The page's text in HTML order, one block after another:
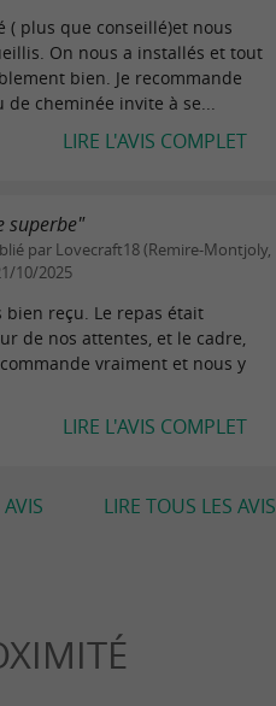
( plus que conseillé)et nous
On nous a installés et tout
bien. Je recommande
de cheminée invite à se...
LIRE L'AVIS COMPLET
superbe"
par Lovecraft18 (Remire-Montjoly,
10/2025
bien reçu. Le repas était
de nos attentes, et le cadre,
vraiment et nous y
LIRE L'AVIS COMPLET
LIRE TOUS LES AVIS